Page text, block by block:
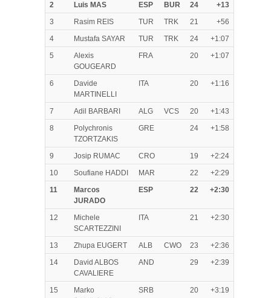
2
Luis MAS ESP BUR 24
+13
3
Rasim REIS TUR TRK 21
+56
4
Mustafa SAYAR TUR TRK 24
+1:07
5
Alexis
GOUGEARD
FRA 20 +1:07
6
Davide
MARTINELLI
ITA 20 +1:16
7 Adil BARBARI ALG VCS 20
+1:43
8
Polychronis
TZORTZAKIS
GRE 24 +1:58
9 Josip RUMAC CRO 19
+2:24
10
Soufiane HADDI MAR 22
+2:29
11
Marcos
JURADO
ESP 22 +2:30
12
Michele
SCARTEZZINI
ITA 21 +2:30
13 Zhupa EUGERT ALB CWO 23
+2:36
14
David ALBOS
CAVALIERE
AND 29 +2:39
15
Marko
SRB 20 +3:19